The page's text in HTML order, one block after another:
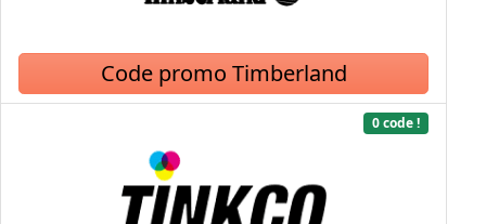
Code promo Timberland
0 code !